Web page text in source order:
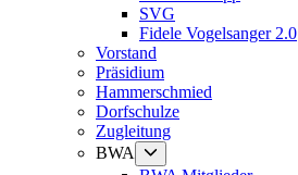
SVG
Fidele Vogelsanger 2.0
Vorstand
Präsidium
Hammerschmied
Dorfschulze
Zugleitung
BWA
anzeigen